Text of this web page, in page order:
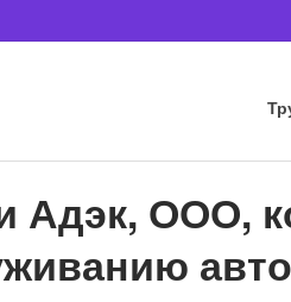
Адэк, ООО,